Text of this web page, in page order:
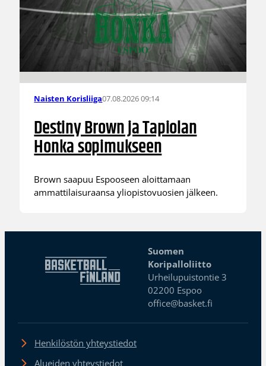
Naisten Korisliiga07.08.2026 09:14
Destiny Brown ja Tapiolan
Honka sopimukseen
Brown saapuu Espooseen aloittamaan
ammattilaisuraansa yliopistovuosien jälkeen.
Suomen
Koripalloliitto
Urheilupuistontie 3
02200 Espoo
office@basket.fi
Henkilöstön yhteystiedot
Alueiden yhteystiedot